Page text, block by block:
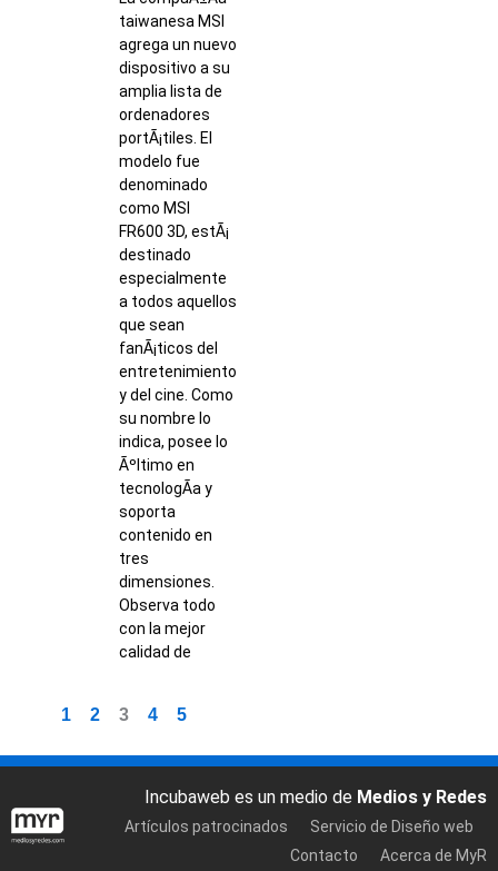
taiwanesa MSI
agrega un nuevo
dispositivo a su
amplia lista de
ordenadores
portÃ¡tiles. El
modelo fue
denominado
como MSI
FR600 3D, estÃ¡
destinado
especialmente
a todos aquellos
que sean
fanÃ¡ticos del
entretenimiento
y del cine. Como
su nombre lo
indica, posee lo
Ãºltimo en
tecnologÃ­a y
soporta
contenido en
tres
dimensiones.
Observa todo
con la mejor
calidad de
1 2 3 4 5
Incubaweb es un medio de Medios y Redes
Artículos patrocinados
Servicio de Diseño web
Contacto
Acerca de MyR